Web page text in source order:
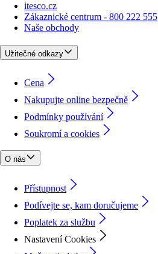
itesco.cz
Zákaznické centrum - 800 222 555
Naše obchody
Užitečné odkazy
Cena
Nakupujte online bezpečně
Podmínky používání
Soukromí a cookies
O nás
Přístupnost
Podívejte se, kam doručujeme
Poplatek za službu
Nastavení Cookies